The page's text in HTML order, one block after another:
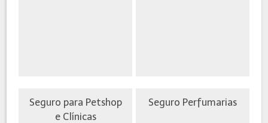
Seguro para Petshop
e Clínicas
Seguro Perfumarias